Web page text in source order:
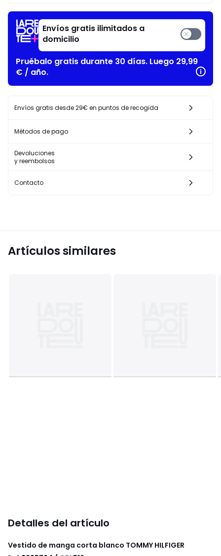
Envíos gratis ilimitados a
domicilio
Pruébalo gratis durante 30 días. Luego 29,99
€ / año.
Envíos gratis desde 29€ en puntos de recogida
Métodos de pago
Devoluciones
y reembolsos
Contacto
Artículos similares
Detalles del artículo
Vestido de manga corta blanco TOMMY HILFIGER